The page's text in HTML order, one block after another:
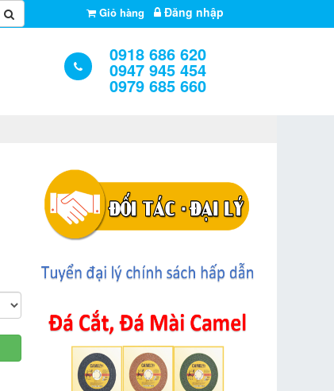
Giỏ hàng Đăng nhập
0918 686 620
0947 945 454
0979 685 660